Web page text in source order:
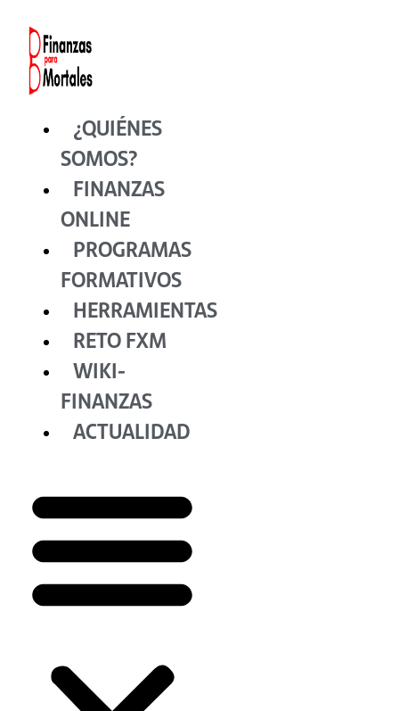
contenido
¿QUIÉNES
SOMOS?
FINANZAS
ONLINE
PROGRAMAS
FORMATIVOS
HERRAMIENTAS
RETO FXM
WIKI-
FINANZAS
ACTUALIDAD